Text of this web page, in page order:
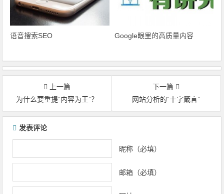
语音搜索SEO Google眼里的高质量内容
上一篇
为什么要重提“内容为王”？
下一篇
网站分析的“十字箴言”
文章导航
发表评论
昵称（必填）
邮箱（必填）